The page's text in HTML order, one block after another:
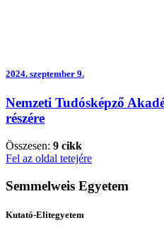
2024. szeptember 9.
Nemzeti Tudósképző
részére
Összesen: 9 cikk
Fel az oldal tetejére
Semmelweis Egyetem
Kutató-Elitegyetem